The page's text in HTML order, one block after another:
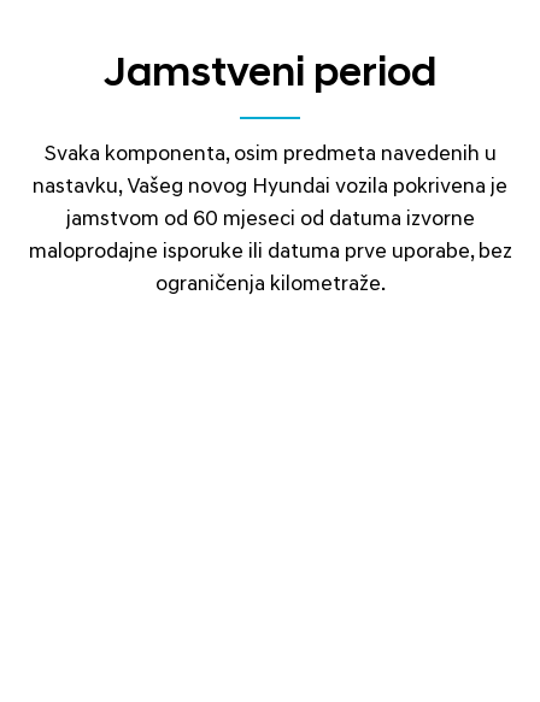
Jamstveni period
Svaka komponenta, osim predmeta navedenih u
nastavku, Vašeg novog Hyundai vozila pokrivena je
jamstvom od 60 mjeseci od datuma izvorne
maloprodajne isporuke ili datuma prve uporabe, bez
ograničenja kilometraže.